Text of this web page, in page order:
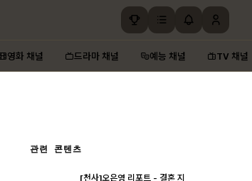
영화 채널 드라마 채널 예능 채널 TV 채널
관련 콘텐츠
[천사]오은영 리포트 - 결혼 지